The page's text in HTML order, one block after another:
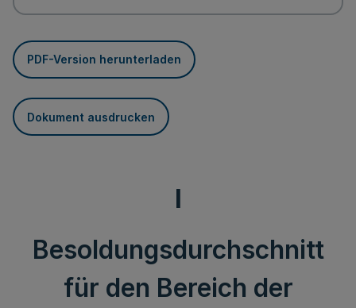
PDF-Version herunterladen
Dokument ausdrucken
I
Besoldungsdurchschnitt
für den Bereich der